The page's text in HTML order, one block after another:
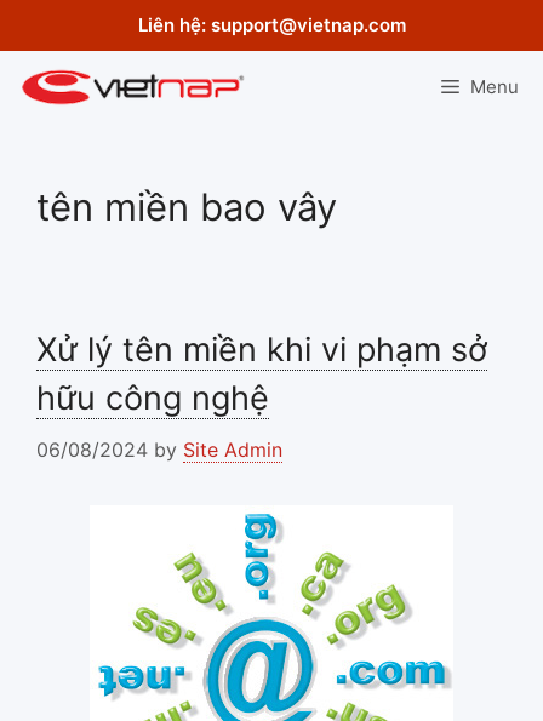
content
Liên hệ: support@vietnap.com
Menu
tên miền bao vây
Xử lý tên miền khi vi phạm sở
hữu công nghệ
06/08/2024 by Site Admin